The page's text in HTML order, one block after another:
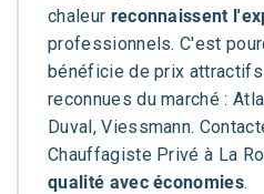
chaleur reconnaissent
professionnels. C'est
bénéficie de prix
reconnues du marché :
Duval, Viessmann.
Chauffagiste Privé à La
qualité avec économies.